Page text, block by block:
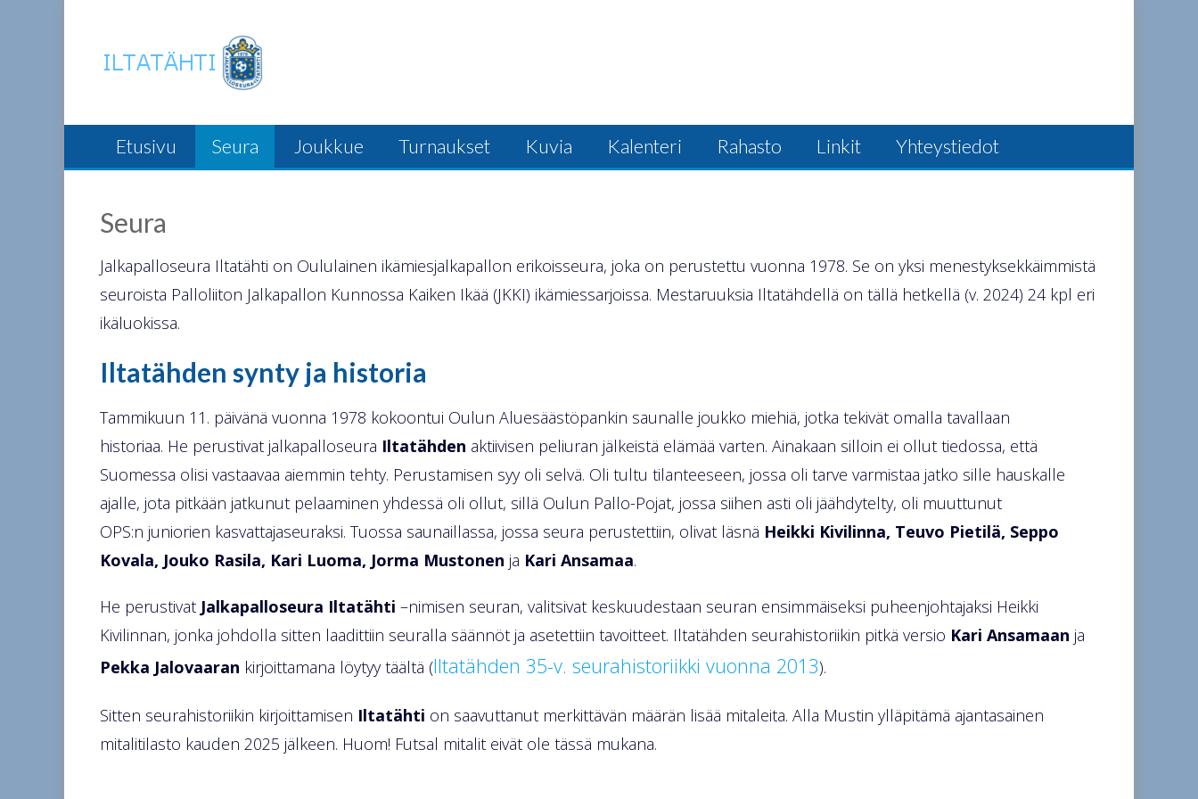
Etusivu Seura Joukkue Turnaukset Kuvia Kalenteri Rahasto Linkit Yhteystiedot
Seura
Jalkapalloseura Iltatähti on Oululainen ikämiesjalkapallon erikoisseura, joka on perustettu vuonna 1978. Se on yksi menestyksekkäimmistä
seuroista Palloliiton Jalkapallon Kunnossa Kaiken Ikää (JKKI) ikämiessarjoissa. Mestaruuksia Iltatähdellä on tällä hetkellä (v. 2024) 24 kpl eri
ikäluokissa.
Iltatähden synty ja historia
Tammikuun 11. päivänä vuonna 1978 kokoontui Oulun Aluesäästöpankin saunalle joukko miehiä, jotka tekivät omalla tavallaan
historiaa. He perustivat jalkapalloseura Iltatähden aktiivisen peliuran jälkeistä elämää varten. Ainakaan silloin ei ollut tiedossa, että
Suomessa olisi vastaavaa aiemmin tehty. Perustamisen syy oli selvä. Oli tultu tilanteeseen, jossa oli tarve varmistaa jatko sille hauskalle
ajalle, jota pitkään jatkunut pelaaminen yhdessä oli ollut, sillä Oulun Pallo-Pojat, jossa siihen asti oli jäähdytelty, oli muuttunut
OPS:n juniorien kasvattajaseuraksi. Tuossa saunaillassa, jossa seura perustettiin, olivat läsnä Heikki Kivilinna, Teuvo Pietilä, Seppo
Kovala, Jouko Rasila, Kari Luoma, Jorma Mustonen ja Kari Ansamaa.
He perustivat Jalkapalloseura Iltatähti –nimisen seuran, valitsivat keskuudestaan seuran ensimmäiseksi puheenjohtajaksi Heikki
Kivilinnan, jonka johdolla sitten laadittiin seuralla säännöt ja asetettiin tavoitteet. Iltatähden seurahistoriikin pitkä versio Kari Ansamaan ja
Pekka Jalovaaran kirjoittamana löytyy täältä (Iltatähden 35-v. seurahistoriikki vuonna 2013).
Sitten seurahistoriikin kirjoittamisen Iltatähti on saavuttanut merkittävän määrän lisää mitaleita. Alla Mustin ylläpitämä ajantasainen
mitalitilasto kauden 2025 jälkeen. Huom! Futsal mitalit eivät ole tässä mukana.